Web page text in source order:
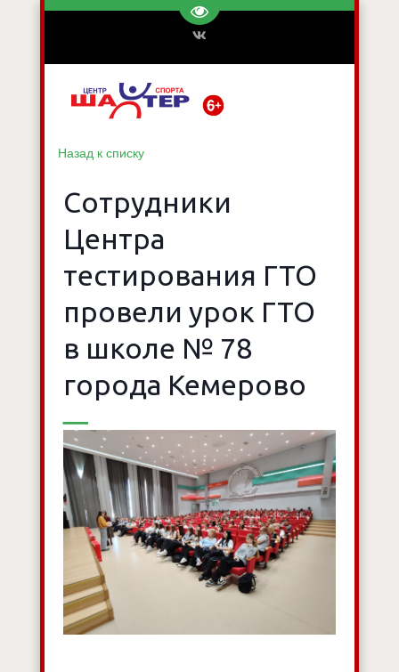
Перейти на версию для
Назад к списку
Сотрудники
Центра
тестирования ГТО
провели урок ГТО
в школе № 78
города Кемерово